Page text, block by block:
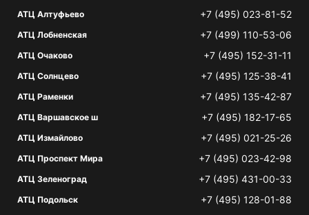
АТЦ Алтуфьево +7 (495) 023-81-52
АТЦ Лобненская +7 (499) 110-53-06
АТЦ Очаково +7 (495) 152-31-11
АТЦ Солнцево +7 (495) 125-38-41
АТЦ Раменки +7 (495) 135-42-87
АТЦ Варшавское ш +7 (495) 182-17-65
АТЦ Измайлово +7 (495) 021-25-26
АТЦ Проспект Мира +7 (495) 023-42-98
АТЦ Зеленоград +7 (495) 431-00-33
АТЦ Подольск +7 (495) 128-01-88